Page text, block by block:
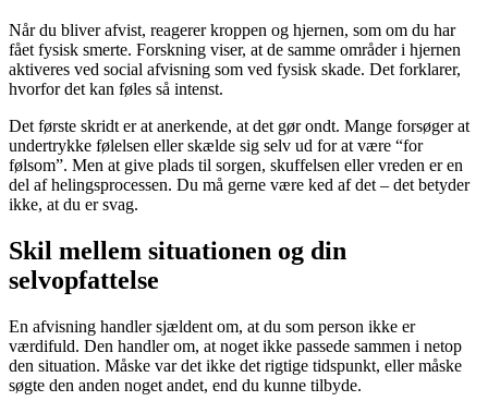
Når du bliver afvist, reagerer kroppen og hjernen, som om du har
fået fysisk smerte. Forskning viser, at de samme områder i hjernen
aktiveres ved social afvisning som ved fysisk skade. Det forklarer,
hvorfor det kan føles så intenst.
Det første skridt er at anerkende, at det gør ondt. Mange forsøger at
undertrykke følelsen eller skælde sig selv ud for at være “for
følsom”. Men at give plads til sorgen, skuffelsen eller vreden er en
del af helingsprocessen. Du må gerne være ked af det – det betyder
ikke, at du er svag.
Skil mellem situationen og din
selvopfattelse
En afvisning handler sjældent om, at du som person ikke er
værdifuld. Den handler om, at noget ikke passede sammen i netop
den situation. Måske var det ikke det rigtige tidspunkt, eller måske
søgte den anden noget andet, end du kunne tilbyde.